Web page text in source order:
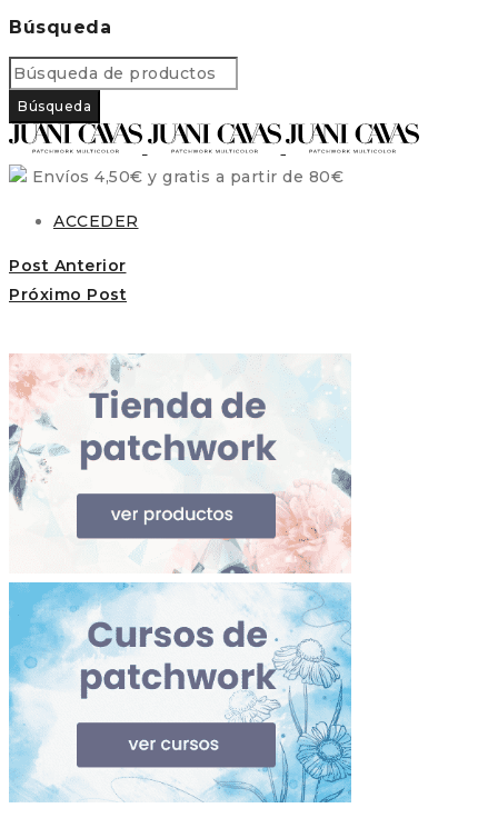
Búsqueda
Envíos 4,50€ y gratis a partir de 80€
ACCEDER
Post Anterior
Próximo Post